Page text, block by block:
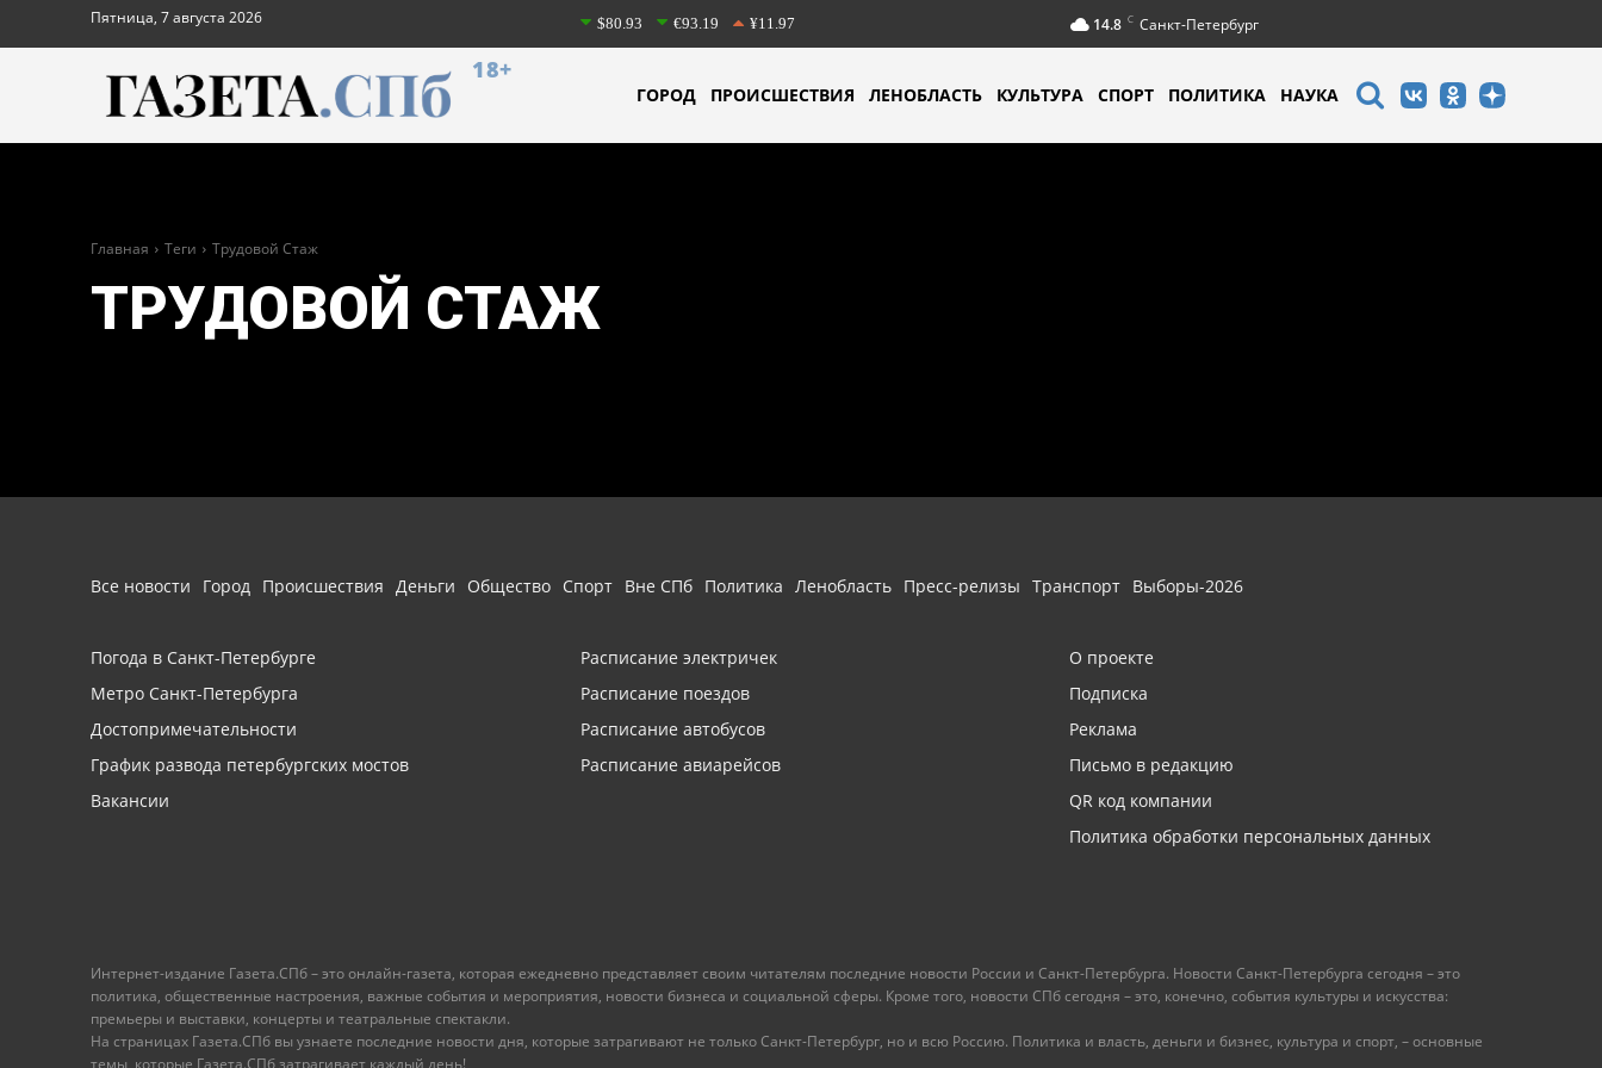
Пятница, 7 августа 2026 $80.93 €93.19 ¥11.97 14.8 C Санкт-Петербург
18+
ГОРОД ПРОИСШЕСТВИЯ ЛЕНОБЛАСТЬ КУЛЬТУРА СПОРТ ПОЛИТИКА НАУКА
Главная Теги Трудовой Стаж
ТРУДОВОЙ СТАЖ
Все новости Город Происшествия Деньги Общество Спорт Вне СПб Политика Ленобласть Пресс-релизы Транспорт Выборы-2026
Погода в Санкт-Петербурге
Метро Санкт-Петербурга
Достопримечательности
График развода петербургских мостов
Вакансии
Расписание электричек
Расписание поездов
Расписание автобусов
Расписание авиарейсов
О проекте
Подписка
Реклама
Письмо в редакцию
QR код компании
Политика обработки персональных данных
Интернет-издание Газета.СПб – это онлайн-газета, которая ежедневно представляет своим читателям последние новости России и Санкт-Петербурга. Новости Санкт-Петербурга сегодня – это
политика, общественные настроения, важные события и мероприятия, новости бизнеса и социальной сферы. Кроме того, новости СПб сегодня – это, конечно, события культуры и искусства:
премьеры и выставки, концерты и театральные спектакли.
На страницах Газета.СПб вы узнаете последние новости дня, которые затрагивают не только Санкт-Петербург, но и всю Россию. Политика и власть, деньги и бизнес, культура и спорт, – основные
темы, которые Газета.СПб затрагивает каждый день!